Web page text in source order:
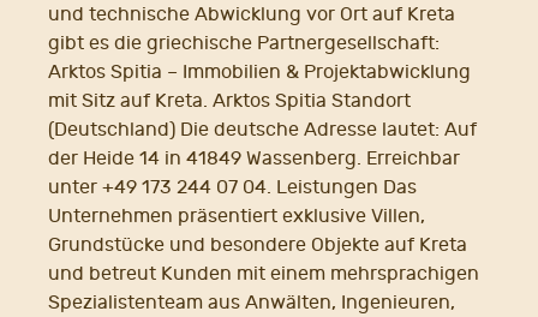
und technische Abwicklung vor Ort auf Kreta
gibt es die griechische Partnergesellschaft:
Arktos Spitia – Immobilien & Projektabwicklung
mit Sitz auf Kreta. Arktos Spitia Standort
(Deutschland) Die deutsche Adresse lautet: Auf
der Heide 14 in 41849 Wassenberg. Erreichbar
unter +49 173 244 07 04. Leistungen Das
Unternehmen präsentiert exklusive Villen,
Grundstücke und besondere Objekte auf Kreta
und betreut Kunden mit einem mehrsprachigen
Spezialistenteam aus Anwälten, Ingenieuren,